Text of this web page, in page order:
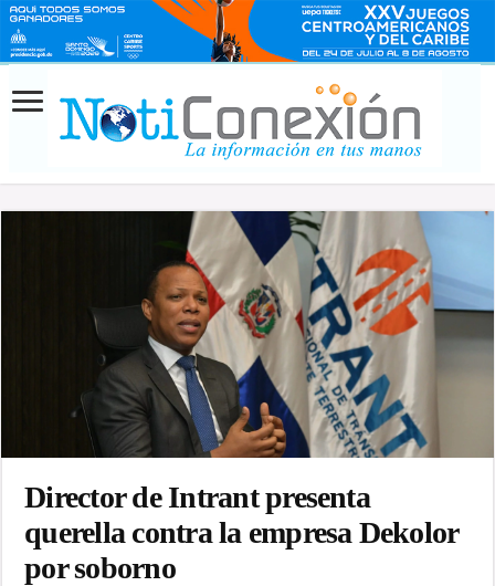
Director de Intrant presenta
querella contra la empresa Dekolor
por soborno